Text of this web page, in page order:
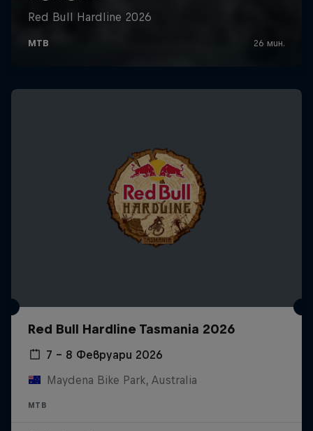
Red Bull Hardline Tasmania 2026
7 – 8 Февруари 2026
Maydena Bike Park, Australia
MTB